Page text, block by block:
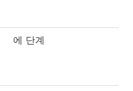
에 단계